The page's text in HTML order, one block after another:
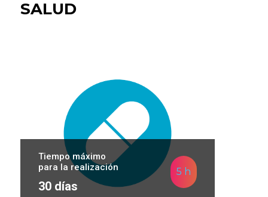
SALUD
Tiempo máximo
para la realización
30 días
5 h